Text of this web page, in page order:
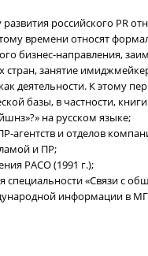
российского PR
времени относят
бизнес-направления,
стран, занятие
деятельности. К этому
базы, в частности,
на русском языке;
агентств и отделов
и ПР;
РАСО (1991 г.);
специальности «Связи с
информации в